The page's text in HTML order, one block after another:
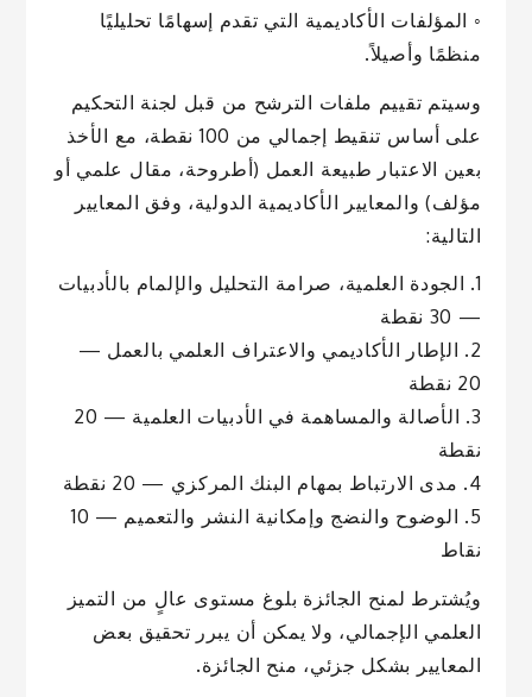
◦ المؤلفات الأكاديمية التي تقدم إسهامًا تحليليًا
منظمًا وأصيلاً.
وسيتم تقييم ملفات الترشح من قبل لجنة التحكيم
على أساس تنقيط إجمالي من 100 نقطة، مع الأخذ
بعين الاعتبار طبيعة العمل (أطروحة، مقال علمي أو
مؤلف) والمعايير الأكاديمية الدولية، وفق المعايير
التالية:
1. الجودة العلمية، صرامة التحليل والإلمام بالأدبيات
— 30 نقطة
2. الإطار الأكاديمي والاعتراف العلمي بالعمل —
20 نقطة
3. الأصالة والمساهمة في الأدبيات العلمية — 20
نقطة
4. مدى الارتباط بمهام البنك المركزي — 20 نقطة
5. الوضوح والنضج وإمكانية النشر والتعميم — 10
نقاط
ويُشترط لمنح الجائزة بلوغ مستوى عالٍ من التميز
العلمي الإجمالي، ولا يمكن أن يبرر تحقيق بعض
المعايير بشكل جزئي، منح الجائزة.